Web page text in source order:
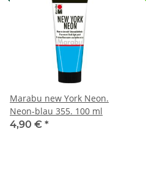
Marabu new York Neon.
Neon-blau 355. 100 ml
4,90 € *